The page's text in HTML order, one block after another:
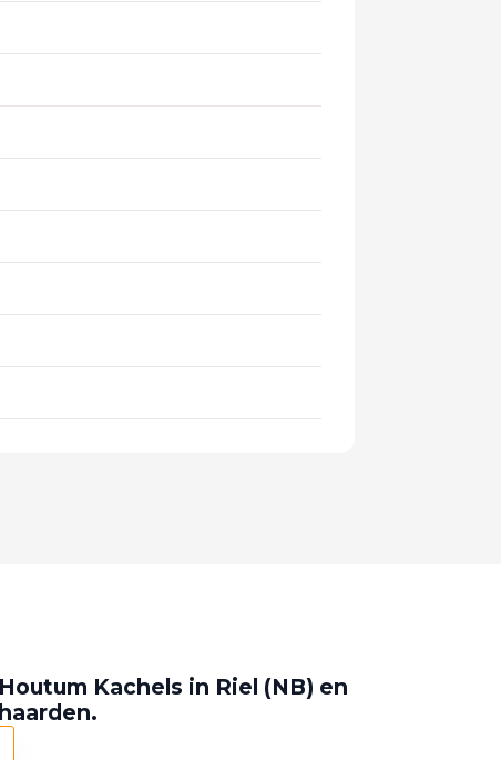
Kachels in Riel (NB) en